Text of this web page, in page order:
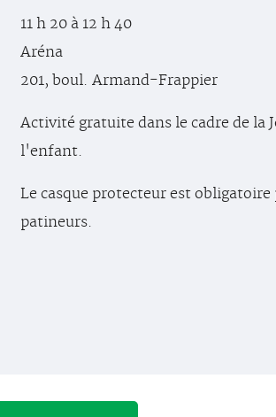
11 h 20 à 12 h 40
Aréna
201, boul. Armand-Frappier
Activité gratuite dans le cadre de la
l'enfant.
Le casque protecteur est obligatoire
patineurs.